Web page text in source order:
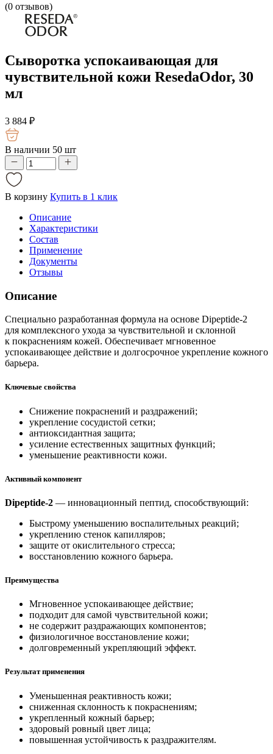
(0 отзывов)
Сыворотка успокаивающая для
чувствительной кожи ResedaOdor, 30
мл
3 884 ₽
В наличии 50 шт
В корзину Купить в 1 клик
Описание
Характеристики
Состав
Применение
Документы
Отзывы
Описание
Специально разработанная формула на основе Dipeptide-2
для комплексного ухода за чувствительной и склонной
к покраснениям кожей. Обеспечивает мгновенное
успокаивающее действие и долгосрочное укрепление кожного
барьера.
Ключевые свойства
Снижение покраснений и раздражений;
укрепление сосудистой сетки;
антиоксидантная защита;
усиление естественных защитных функций;
уменьшение реактивности кожи.
Активный компонент
Dipeptide-2 — инновационный пептид, способствующий:
Быстрому уменьшению воспалительных реакций;
укреплению стенок капилляров;
защите от окислительного стресса;
восстановлению кожного барьера.
Преимущества
Мгновенное успокаивающее действие;
подходит для самой чувствительной кожи;
не содержит раздражающих компонентов;
физиологичное восстановление кожи;
долговременный укрепляющий эффект.
Результат применения
Уменьшенная реактивность кожи;
сниженная склонность к покраснениям;
укрепленный кожный барьер;
здоровый ровный цвет лица;
повышенная устойчивость к раздражителям.